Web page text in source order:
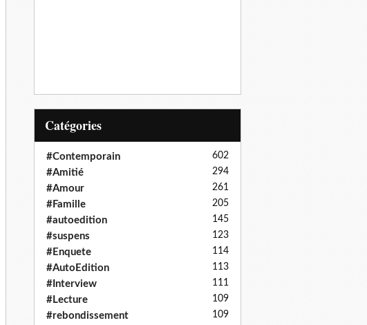
Catégories
#Contemporain 602
#Amitié 294
#Amour 261
#Famille 205
#autoedition 145
#suspens 123
#Enquete 114
#AutoEdition 113
#Interview 111
#Lecture 109
#rebondissement 109